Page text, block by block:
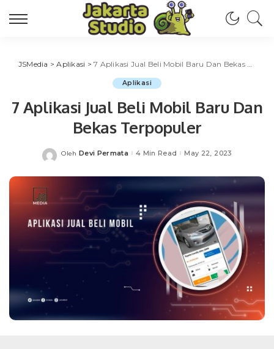
JSMedia >Aplikasi >7 Aplikasi Jual Beli Mobil Baru Dan Bekas Terpopuler
Aplikasi
7 Aplikasi Jual Beli Mobil Baru Dan
Bekas Terpopuler
Posted
Oleh Devi Permata 4 Min Read May 22, 2023